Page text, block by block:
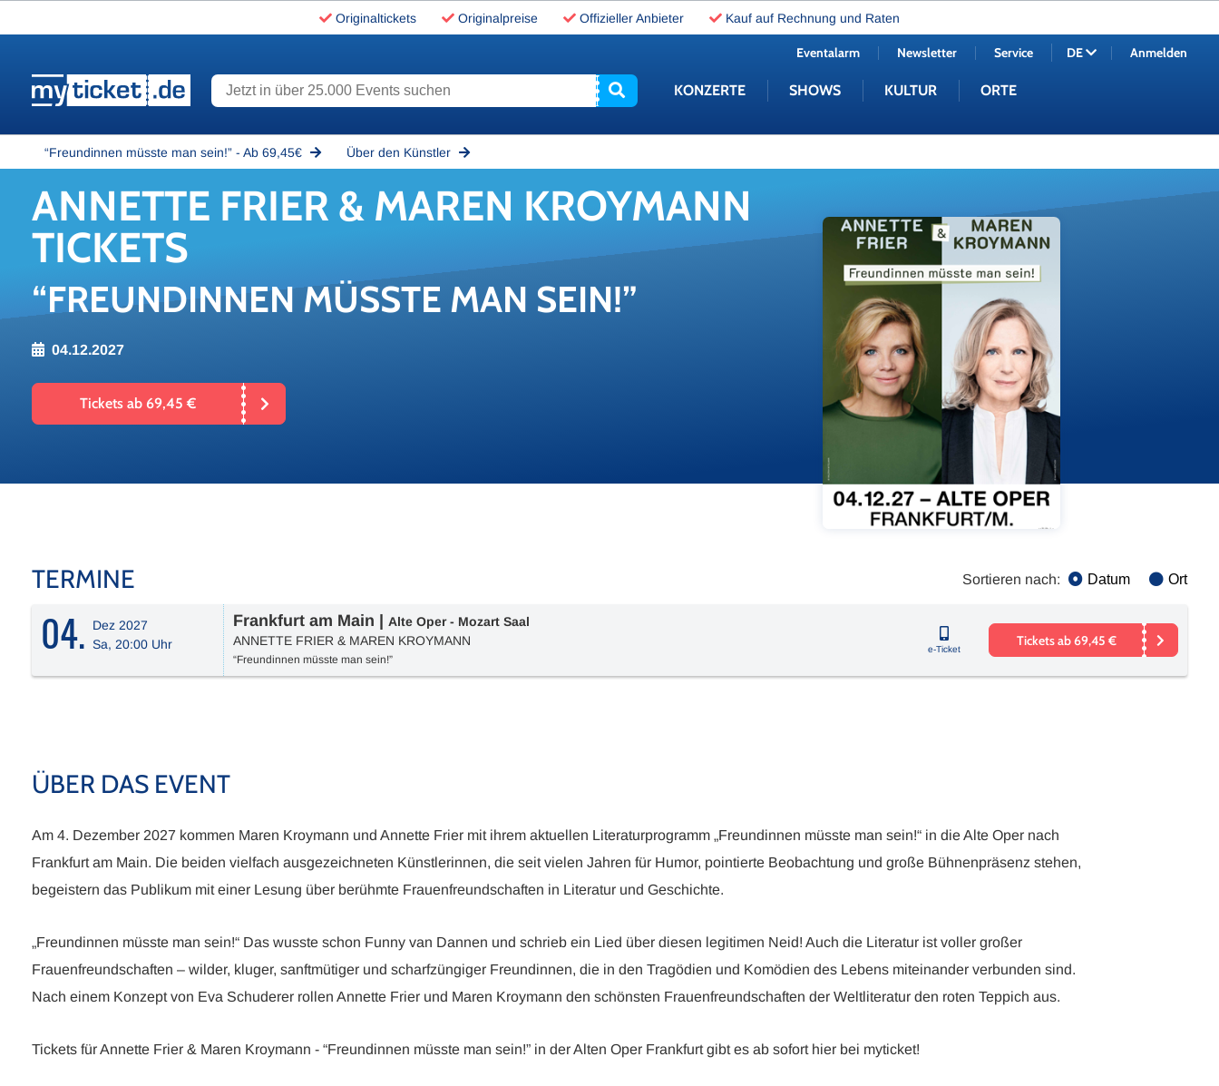
Originaltickets Originalpreise Offizieller Anbieter Kauf auf Rechnung und Raten
Jetzt in über 25.000 Events suchen KONZERTE SHOWS KULTUR ORTE
Eventalarm Newsletter Service DE Anmelden
“Freundinnen müsste man sein!” - Ab 69,45€ Über den Künstler
AN­NET­TE FRIER & MAREN KROY­MANN
TI­CKETS
“FREUNDINNEN MÜSSTE MAN SEIN!”
04.12.2027
Tickets ab 69,45 €
TERMINE Sortieren nach: Datum Ort
04.
Dez 2027
Sa, 20:00 Uhr
Frankfurt am Main |Alte Oper - Mozart Saal
ANNETTE FRIER & MAREN KROYMANN
“Freundinnen müsste man sein!”
e-Ticket
Tickets ab 69,45 €
ÜBER DAS EVENT
Am 4. Dezember 2027 kommen Maren Kroymann und Annette Frier mit ihrem aktuellen Literaturprogramm „Freundinnen müsste man sein!“ in die Alte Oper nach
Frankfurt am Main. Die beiden vielfach ausgezeichneten Künstlerinnen, die seit vielen Jahren für Humor, pointierte Beobachtung und große Bühnenpräsenz stehen,
begeistern das Publikum mit einer Lesung über berühmte Frauenfreundschaften in Literatur und Geschichte.
„Freundinnen müsste man sein!“ Das wusste schon Funny van Dannen und schrieb ein Lied über diesen legitimen Neid! Auch die Literatur ist voller großer
Frauenfreundschaften – wilder, kluger, sanftmütiger und scharfzüngiger Freundinnen, die in den Tragödien und Komödien des Lebens miteinander verbunden sind.
Nach einem Konzept von Eva Schuderer rollen Annette Frier und Maren Kroymann den schönsten Frauenfreundschaften der Weltliteratur den roten Teppich aus.
Tickets für Annette Frier & Maren Kroymann - “Freundinnen müsste man sein!” in der Alten Oper Frankfurt gibt es ab sofort hier bei myticket!